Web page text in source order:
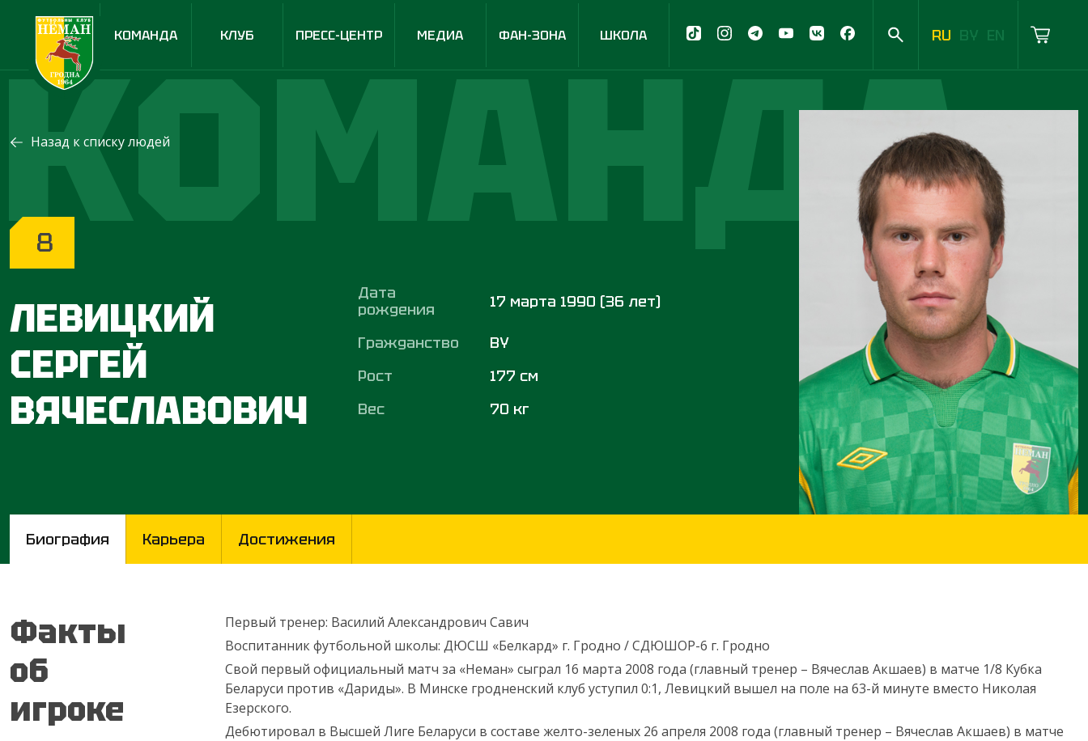
КОМАНДА КЛУБ ПРЕСС-ЦЕНТР МЕДИА ФАН-ЗОНА ШКОЛА RU BY EN
КОМАНДА
Назад к списку людей
8
ЛЕВИЦКИЙ
СЕРГЕЙ
ВЯЧЕСЛАВОВИЧ
Дата
рождения
17 марта 1990 (36 лет)
Гражданство
BY
Рост
177 см
Вес
70 кг
Биография Карьера Достижения
Факты
об
игроке
Первый тренер: Василий Александрович Савич
Воспитанник футбольной школы: ДЮСШ «Белкард» г. Гродно / СДЮШОР-6 г. Гродно
Свой первый официальный матч за «Неман» сыграл 16 марта 2008 года (главный тренер – Вячеслав Акшаев) в матче 1/8 Кубка
Беларуси против «Дариды». В Минске гродненский клуб уступил 0:1, Левицкий вышел на поле на 63-й минуте вместо Николая
Езерского.
Дебютировал в Высшей Лиге Беларуси в составе желто-зеленых 26 апреля 2008 года (главный тренер – Вячеслав Акшаев) в матче